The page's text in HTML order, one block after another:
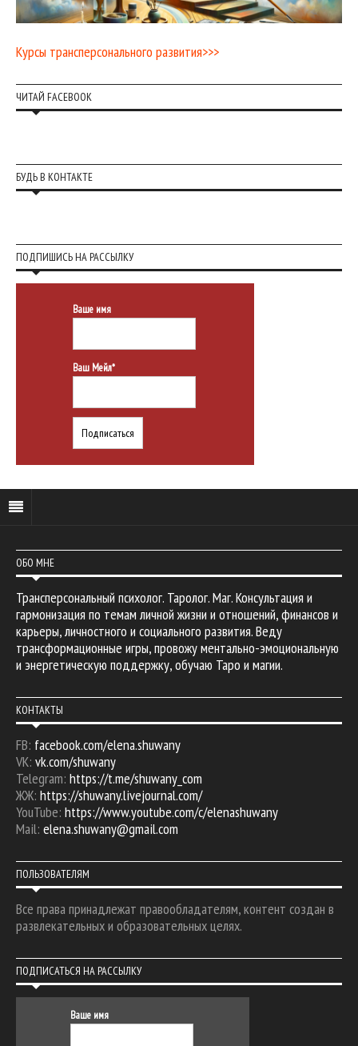
Курсы трансперсонального развития>>>
ЧИТАЙ FACEBOOK
БУДЬ В КОНТАКТЕ
ПОДПИШИСЬ НА РАССЫЛКУ
Ваше имя
Ваш Мейл*
ОБО МНЕ
Трансперсональный психолог. Таролог. Маг. Консультация и
гармонизация по темам личной жизни и отношений, финансов и
карьеры, личностного и социального развития. Веду
трансформационные игры, провожу ментально-эмоциональную
и энергетическую поддержку, обучаю Таро и магии.
КОНТАКТЫ
FB: facebook.com/elena.shuwany
VK: vk.com/shuwany
Telegram: https://t.me/shuwany_com
ЖЖ: https://shuwany.livejournal.com/
YouTube: https://www.youtube.com/c/elenashuwany
Mail: elena.shuwany@gmail.com
ПОЛЬЗОВАТЕЛЯМ
Все права принадлежат правообладателям, контент создан в
развлекательных и образовательных целях.
ПОДПИСАТЬСЯ НА РАССЫЛКУ
Ваше имя